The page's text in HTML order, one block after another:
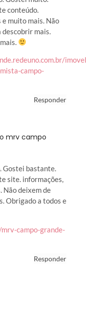
conteúdo.
muito mais. Não
mais.
campo-
Responder
mrv campo
Gostei bastante.
site. informações,
Não deixem de
Obrigado a todos e
campo-grande-
Responder